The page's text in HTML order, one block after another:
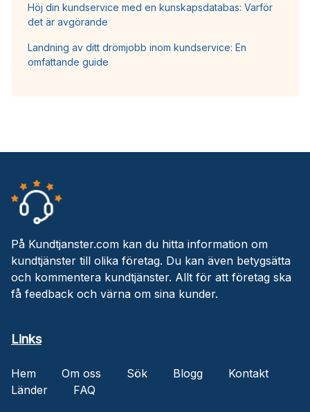
Höj din kundservice med en kunskapsdatabas: Varför
det är avgörande
Landning av ditt drömjobb inom kundservice: En
omfattande guide
På Kundtjanster.com kan du hitta information om
kundtjänster till olika företag. Du kan även betygsätta
och kommentera kundtjänster. Allt för att företag ska
få feedback och värna om sina kunder.
Links
Hem Om oss Sök Blogg
Kontakt
Länder
FAQ